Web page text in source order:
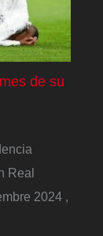
de su
Real
2024 ,